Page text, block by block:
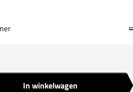
In winkelwagen